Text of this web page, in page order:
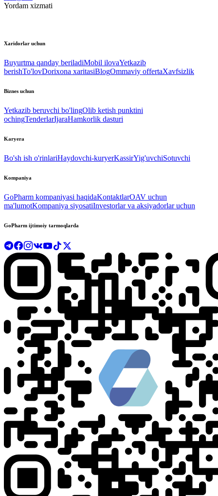
Yordam xizmati
Xaridorlar uchun
Buyurtma qanday beriladiMobil ilovaYetkazib
berishTo'lovDorixona xaritasiBlogOmmaviy offertaXavfsizlik
Biznes uchun
Yetkazib beruvchi bo'lingOlib ketish punktini
ochingTenderlarIjaraHamkorlik dasturi
Karyera
Bo'sh ish o'rinlariHaydovchi-kuryerKassirYig'uvchiSotuvchi
Kompaniya
GoPharm kompaniyasi haqidaKontaktlarOAV uchun
ma'lumotKompaniya siyosatiInvestorlar va aksiyadorlar uchun
GoPharm ijtimoiy tarmoqlarda